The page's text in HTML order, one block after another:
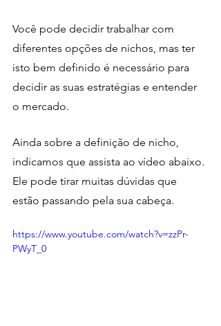
Você pode decidir trabalhar com
diferentes opções de nichos, mas ter
isto bem definido é necessário para
decidir as suas estratégias e entender
o mercado.
Ainda sobre a definição de nicho,
indicamos que assista ao vídeo abaixo.
Ele pode tirar muitas dúvidas que
estão passando pela sua cabeça.
https://www.youtube.com/watch?v=zzPr-
PWyT_0